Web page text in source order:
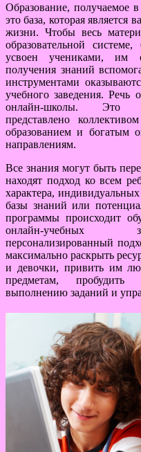
Образование,
это база, которая является
жизни. Чтобы весь
образовательной
усвоен учениками, им
получения знаний
инструментами
учебного заведения. Речь
онлайн-школы. Это
представлено
образованием и богатым
направлениям.
Все знания могут быть
находят подход ко всем
характера,
базы знаний или
программы происходит
онлайн-учебных
персонализированный
максимально раскрыть
и девочки, привить им
предметам, пробудить
выполнению заданий и